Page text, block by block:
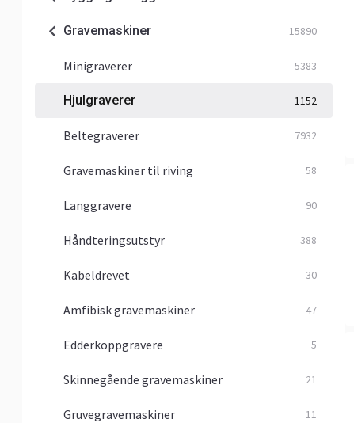
Gravemaskiner 15890
Minigraverer 5383
Hjulgraverer 1152
Beltegraverer 7932
Gravemaskiner til riving 58
Langgravere 90
Håndteringsutstyr 388
Kabeldrevet 30
Amfibisk gravemaskiner 47
Edderkoppgravere 5
Skinnegående gravemaskiner 21
Gruvegravemaskiner 11